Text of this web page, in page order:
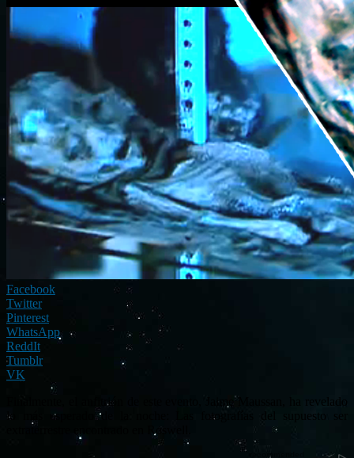
Facebook
Twitter
Pinterest
WhatsApp
ReddIt
Tumblr
VK
Finalmente, el anfitrión de este evento, Jaime Maussan, ha revelado
lo más esperado de la noche: Las fotografías del supuesto ser
extraterrestre encontrado en Roswell.